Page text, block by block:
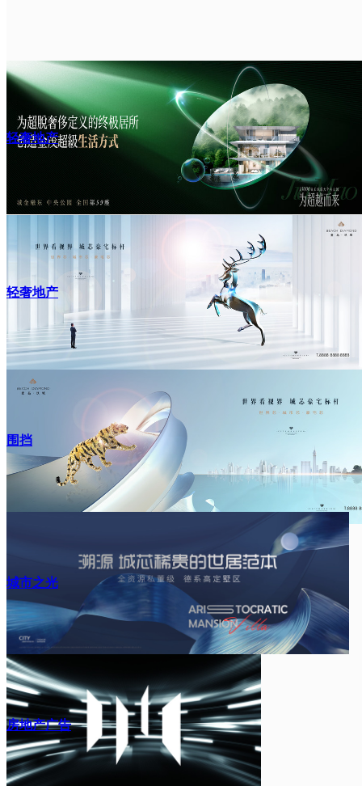
轻奢地产
轻奢地产
围挡
城市之光
房地产广告